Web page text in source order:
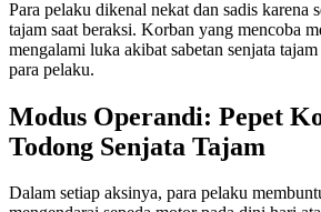
Para pelaku dikenal nekat dan sadis karena
tajam saat beraksi. Korban yang mencoba
mengalami luka akibat sabetan senjata
para pelaku.
Modus Operandi: Pepet
Todong Senjata Tajam
Dalam setiap aksinya, para pelaku